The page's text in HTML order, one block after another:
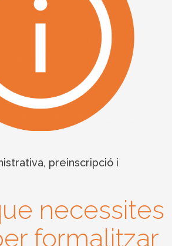
preinscripció i
necessites
formalitzar